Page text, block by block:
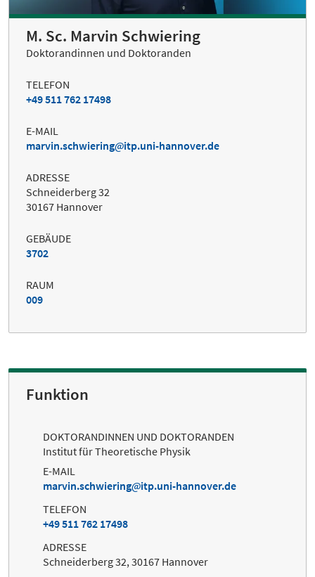
M. Sc. Marvin Schwiering
Doktorandinnen und Doktoranden
TELEFON
+49 511 762 17498
E-MAIL
marvin.schwiering
itp.uni-hannover.de
ADRESSE
Schneiderberg 32
30167 Hannover
GEBÄUDE
3702
RAUM
009
Funktion
DOKTORANDINNEN UND DOKTORANDEN
Institut für Theoretische Physik
E-MAIL
marvin.schwiering
itp.uni-hannover.de
TELEFON
+49 511 762 17498
ADRESSE
Schneiderberg 32, 30167 Hannover